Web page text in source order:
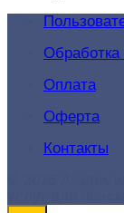
Оплата
Оферта
Контакты